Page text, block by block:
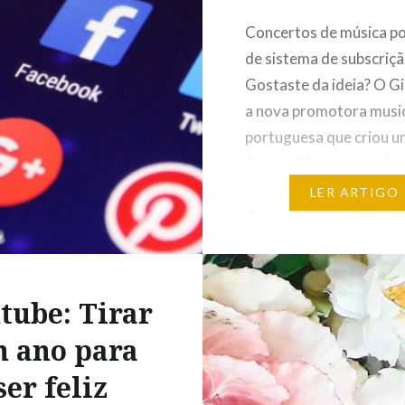
voluntariado,
ou trabalhar. São
as possibilidades…
Concertos de música
de sistema de
Gostaste da ideia? O
a nova promotora
portuguesa que criou
música ao vivo. João
Gonçalo Araújo
desta ideia que se
alterar o panorama
Lisboa e…
LER ARTIGO
Tirar
ano para
feliz